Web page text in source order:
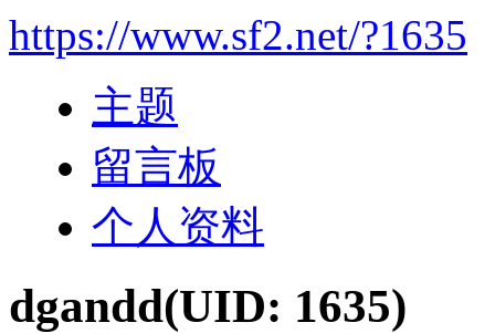
https://www.sf2.net/?1635
主题
留言板
个人资料
dgandd(UID: 1635)